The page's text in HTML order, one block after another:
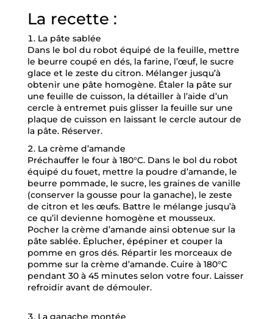
La recette :
La pâte sablée
Dans le bol du robot équipé de la feuille, mettre
le beurre coupé en dés, la farine, l’œuf, le sucre
glace et le zeste du citron. Mélanger jusqu’à
obtenir une pâte homogène. Étaler la pâte sur
une feuille de cuisson, la détailler à l’aide d’un
cercle à entremet puis glisser la feuille sur une
plaque de cuisson en laissant le cercle autour de
la pâte. Réserver.
La crème d’amande
Préchauffer le four à 180°C. Dans le bol du robot
équipé du fouet, mettre la poudre d’amande, le
beurre pommade, le sucre, les graines de vanille
(conserver la gousse pour la ganache), le zeste
de citron et les œufs. Battre le mélange jusqu’à
ce qu’il devienne homogène et mousseux.
Pocher la crème d’amande ainsi obtenue sur la
pâte sablée. Éplucher, épépiner et couper la
pomme en gros dés. Répartir les morceaux de
pomme sur la crème d’amande. Cuire à 180°C
pendant 30 à 45 minutes selon votre four. Laisser
refroidir avant de démouler.
La ganache montée